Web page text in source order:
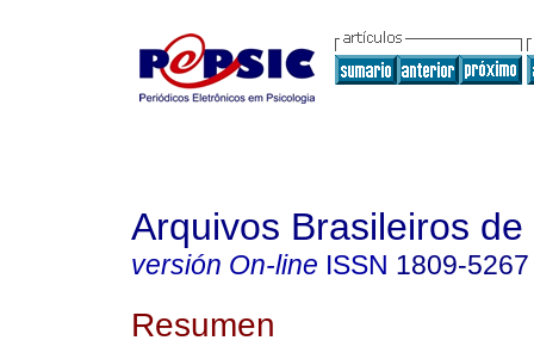
Arquivos Brasileiros
versión On-line ISSN 1809-5267
Resumen